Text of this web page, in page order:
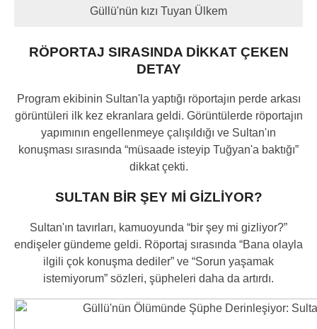
Güllü'nün kızı Tuyan Ülkem
RÖPORTAJ SIRASINDA DİKKAT ÇEKEN
DETAY
Program ekibinin Sultan'la yaptığı röportajın perde arkası
görüntüleri ilk kez ekranlara geldi. Görüntülerde röportajın
yapımının engellenmeye çalışıldığı ve Sultan'ın
konuşması sırasında “müsaade isteyip Tuğyan'a baktığı”
dikkat çekti.
SULTAN BİR ŞEY Mİ GİZLİYOR?
Sultan'ın tavırları, kamuoyunda “bir şey mi gizliyor?”
endişeler gündeme geldi. Röportaj sırasında “Bana olayla
ilgili çok konuşma dediler” ve “Sorun yaşamak
istemiyorum” sözleri, şüpheleri daha da artırdı.